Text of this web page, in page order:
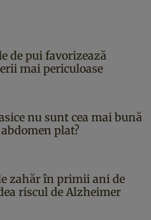
de pui favorizează
mai periculoase
nu sunt cea mai bună
plat?
zahăr în primii ani de
riscul de Alzheimer